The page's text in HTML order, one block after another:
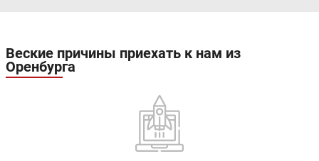
Веские причины приехать к нам из
Оренбурга